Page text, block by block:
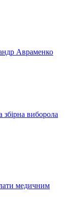
Авраменко
збірна виборола
медичним